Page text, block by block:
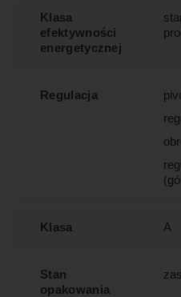
Klasa
efektywności
energetycznej
Regulacja
Klasa A
Stan
opakowania